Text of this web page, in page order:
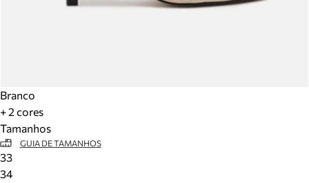
Branco
+ 2 cores
Tamanhos
GUIA DE TAMANHOS
33
34